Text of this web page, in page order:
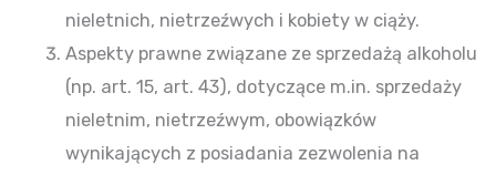
nieletnich, nietrzeźwych i kobiety w ciąży.
Aspekty prawne związane ze sprzedażą alkoholu
(np. art. 15, art. 43), dotyczące m.in. sprzedaży
nieletnim, nietrzeźwym, obowiązków
wynikających z posiadania zezwolenia na